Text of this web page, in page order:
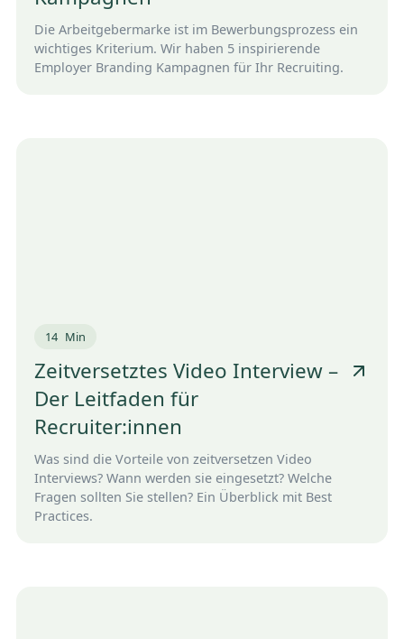
Die Arbeitgebermarke ist im Bewerbungsprozess ein
wichtiges Kriterium. Wir haben 5 inspirierende
Employer Branding Kampagnen für Ihr Recruiting.
14 Min
Zeitversetztes Video Interview –
Der Leitfaden für
Recruiter:innen
Was sind die Vorteile von zeitversetzen Video
Interviews? Wann werden sie eingesetzt? Welche
Fragen sollten Sie stellen? Ein Überblick mit Best
Practices.